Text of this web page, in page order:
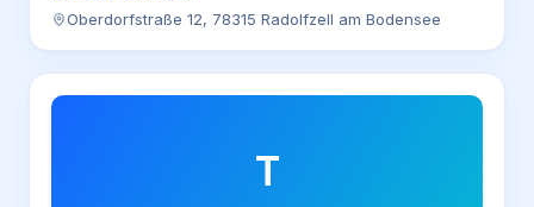
Oberdorfstraße 12, 78315 Radolfzell am Bodensee
T